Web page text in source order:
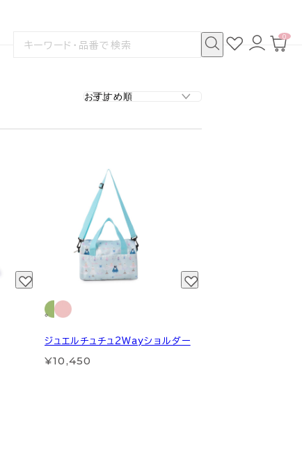
検
お
気
ロ
グ
カ
0
ジュエルチュチュ2Wayショルダー
¥10,450